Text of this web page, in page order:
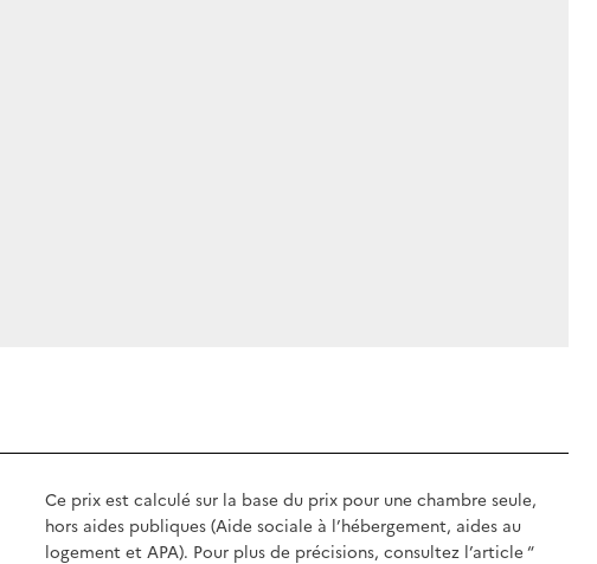
Ce prix est calculé sur la base du prix pour une chambre seule,
hors aides publiques (Aide sociale à l’hébergement, aides au
logement et APA). Pour plus de précisions, consultez l’article “